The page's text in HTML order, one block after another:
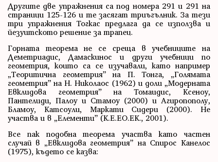
Другите две упражнения са под номера 291 и 291 на
страници 125-126 и те засягат триъгълник. За тези
три упражнения Тогкас предлага да се използва и
йезуитското решение за трапец.
Горната теорема не се среща в учебниците на
Деметриадис, Дамаскинос и други учебници по
геометрия, които са се изучавали, като например
„Теоритична геометрия” на П. Тонга, „Голямата
геометрия” на Н. Николаос (1962) и доли „Модерната
Евклидова геометрия” на Томаидис, Ксеноу,
Пантелиди, Палоу и Стамоу (2000) и Агиропополу,
Бламоу, Катсоули, Маркати Сидери (2000). Не
участва и в „Елементи” (K.E.EO.EK., 2001).
Все пак подобна теорема участва като частен
случай в „Евклидова геометрия” на Спирос Канелос
(1975), където се казва: